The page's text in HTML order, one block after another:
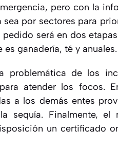
pero con la
por sectores para
será en dos
ganadería, té y anuales.
problemática de los
atender los focos.
a los demás entes
sequía. Finalmente,
un certificado